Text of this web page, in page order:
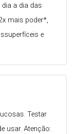
Testar
usar. Atenção:
a dia das
mais poder*,
e